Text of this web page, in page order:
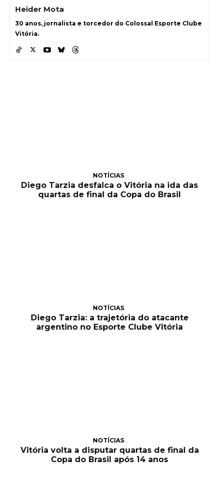
Heider Mota
30 anos, jornalista e torcedor do Colossal Esporte Clube
Vitória.
NOTÍCIAS
Diego Tarzia desfalca o Vitória na ida das
quartas de final da Copa do Brasil
NOTÍCIAS
Diego Tarzia: a trajetória do atacante
argentino no Esporte Clube Vitória
NOTÍCIAS
Vitória volta a disputar quartas de final da
Copa do Brasil após 14 anos